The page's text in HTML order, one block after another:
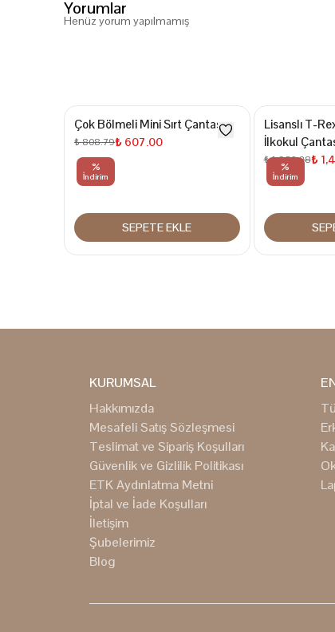
Yorumlar
Henüz yorum yapılmamış
%
İndirim
Çok Bölmeli Mini Sırt Çantası
₺ 808.79₺ 607.00
SEPETE EKLE
%
İndirim
Lisanslı T-
İlkokul
₺ 1,982.28₺
KURUMSAL
Hakkımızda
Mesafeli Satış Sözleşmesi
Teslimat ve Sipariş Koşulları
Güvenlik ve Gizlilik Politikası
ETK Aydınlatma Metni
İptal ve İade Koşulları
İletişim
Şubelerimiz
Blog